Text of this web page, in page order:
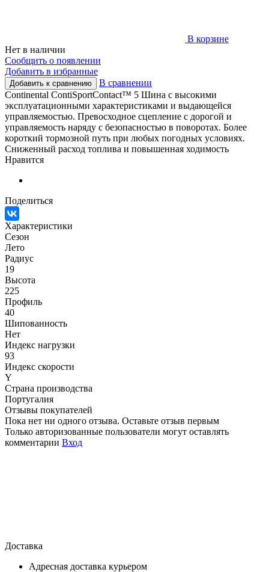
В корзине
Нет в наличии
Сообщить о появлении
Добавить в избранные
Добавить к сравнению
В сравнении
Continental ContiSportContact™ 5 Шина с высокими
эксплуатационными характеристиками и выдающейся
управляемостью. Превосходное сцепление с дорогой и
управляемость наряду с безопасностью в поворотах. Более
короткий тормозной путь при любых погодных условиях.
Сниженный расход топлива и повышенная ходимость
Нравится
Поделиться
Характеристики
Сезон
Лето
Радиус
19
Высота
225
Профиль
40
Шипованность
Нет
Индекс нагрузки
93
Индекс скорости
Y
Страна производства
Португалия
Отзывы покупателей
Пока нет ни одного отзыва. Оставьте отзыв первым
Только авторизованные пользователи могут оставлять
комментарии Вход
Доставка
Адресная доставка курьером